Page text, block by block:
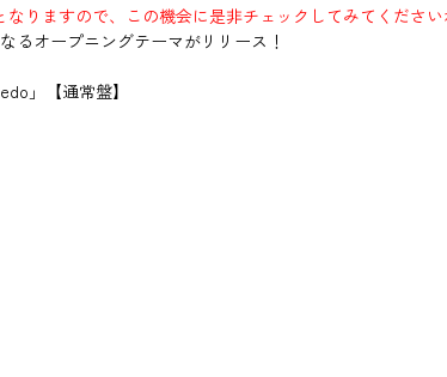
りますので、この機会に是非チェックしてみてくださ
るオープニングテーマがリリース！
」【通常盤】